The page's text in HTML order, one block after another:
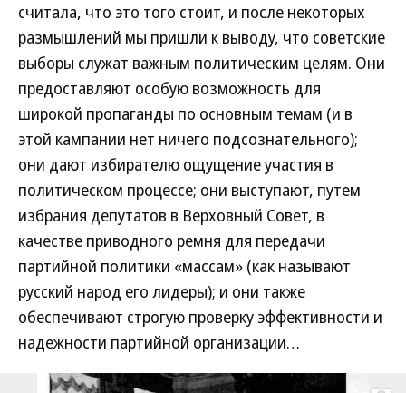
считала, что это того стоит, и после некоторых
размышлений мы пришли к выводу, что советские
выборы служат важным политическим целям. Они
предоставляют особую возможность для
широкой пропаганды по основным темам (и в
этой кампании нет ничего подсознательного);
они дают избирателю ощущение участия в
политическом процессе; они выступают, путем
избрания депутатов в Верховный Совет, в
качестве приводного ремня для передачи
партийной политики «массам» (как называют
русский народ его лидеры); и они также
обеспечивают строгую проверку эффективности и
надежности партийной организации…